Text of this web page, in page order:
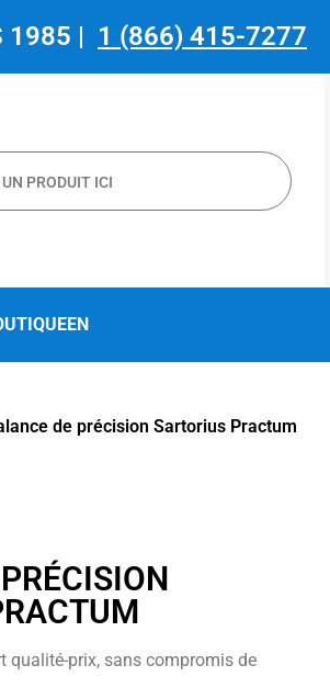
1985 | 1 (866) 415-7277
EN
de précision Sartorius Practum
qualité-prix, sans compromis de